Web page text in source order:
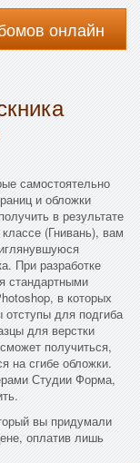
онлайн
самостоятельно
и обложки
в результате
(Гнивань), вам
При разработке
стандартными
в которых
для подгиба
для верстки
получиться,
на сгибе обложки.
Студии Форма,
вы придумали
оплатив лишь